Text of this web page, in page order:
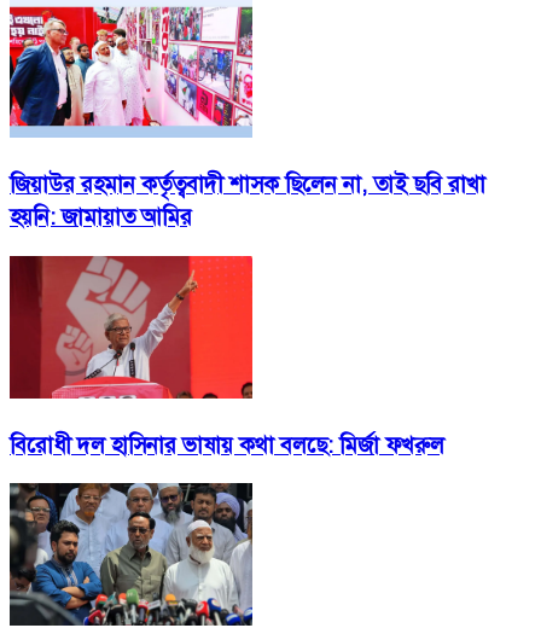
জিয়াউর রহমান কর্তৃত্ববাদী শাসক ছিলেন না, তাই ছবি রাখা
হয়নি: জামায়াত আমির
বিরোধী দল হাসিনার ভাষায় কথা বলছে: মির্জা ফখরুল